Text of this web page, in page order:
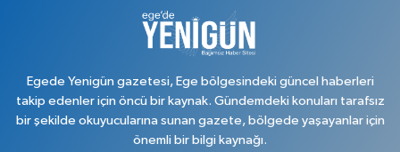
Egede Yenigün gazetesi, Ege bölgesindeki güncel haberleri
takip edenler için öncü bir kaynak. Gündemdeki konuları tarafsız
bir şekilde okuyucularına sunan gazete, bölgede yaşayanlar için
önemli bir bilgi kaynağı.